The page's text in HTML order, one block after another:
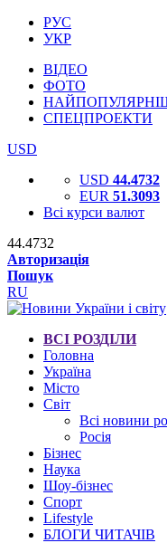
РУС
УКР
ВІДЕО
ФОТО
СПЕЦПРОЕКТИ
USD
USD 44.4732
EUR 51.3093
Всі курси валют
44.4732
Авторизація
Пошук
RU
ВСІ РОЗДІЛИ
Головна
Україна
Місто
Світ
Всі новини
Росія
Бізнес
Наука
Шоу-бізнес
Спорт
Lifestyle
БЛОГИ ЧИТАЧІВ